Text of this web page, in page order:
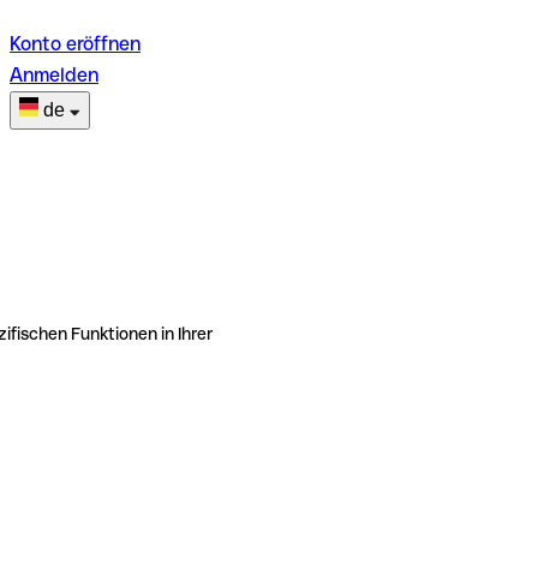
Konto eröffnen
Anmelden
de
Funktionen in Ihrer